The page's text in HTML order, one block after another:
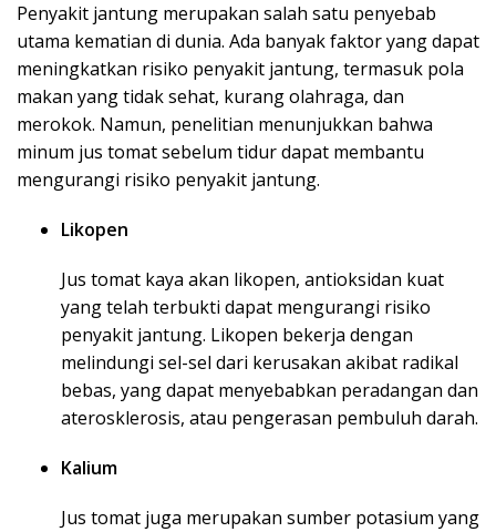
Penyakit jantung merupakan salah satu penyebab
utama kematian di dunia. Ada banyak faktor yang dapat
meningkatkan risiko penyakit jantung, termasuk pola
makan yang tidak sehat, kurang olahraga, dan
merokok. Namun, penelitian menunjukkan bahwa
minum jus tomat sebelum tidur dapat membantu
mengurangi risiko penyakit jantung.
Likopen
Jus tomat kaya akan likopen, antioksidan kuat
yang telah terbukti dapat mengurangi risiko
penyakit jantung. Likopen bekerja dengan
melindungi sel-sel dari kerusakan akibat radikal
bebas, yang dapat menyebabkan peradangan dan
aterosklerosis, atau pengerasan pembuluh darah.
Kalium
Jus tomat juga merupakan sumber potasium yang